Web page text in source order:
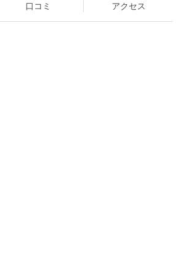
口コミ アクセス